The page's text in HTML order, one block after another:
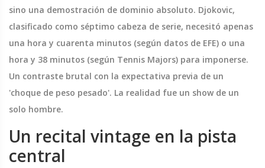
sino una demostración de dominio absoluto. Djokovic,
clasificado como séptimo cabeza de serie, necesitó apenas
una hora y cuarenta minutos (según datos de EFE) o una
hora y 38 minutos (según Tennis Majors) para imponerse.
Un contraste brutal con la expectativa previa de un
'choque de peso pesado'. La realidad fue un show de un
solo hombre.
Un recital vintage en la pista
central